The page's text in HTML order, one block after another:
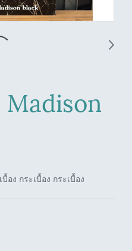
Madison
อง กระเบื้อง กระเบื้อง